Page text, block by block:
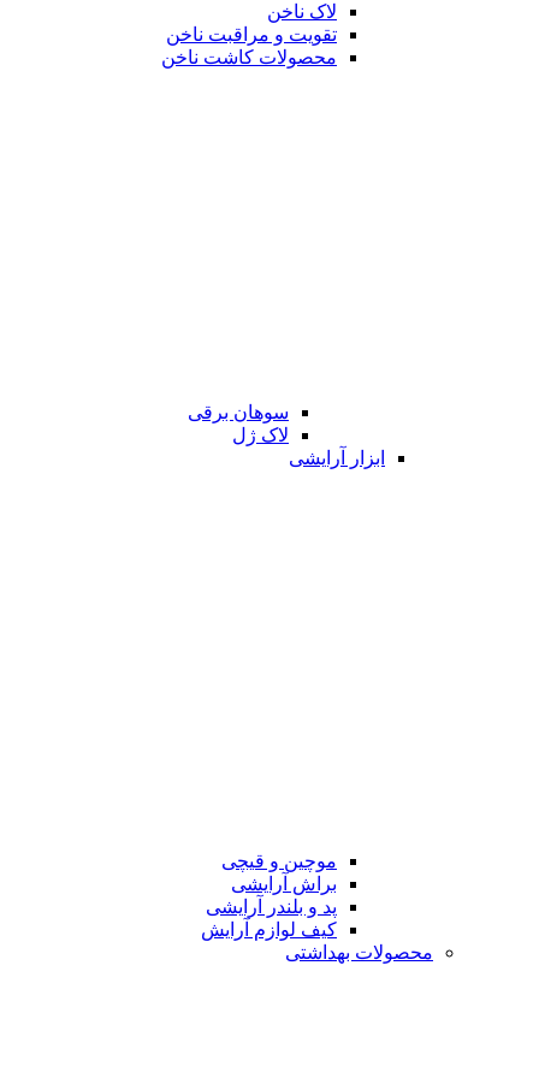
لاک ناخن
تقویت و مراقبت ناخن
محصولات کاشت ناخن
سوهان برقی
لاک ژل
ابزار آرایشی
موچین و قیچی
براش آرایشی
پد و بلندر آرایشی
کیف لوازم آرایش
محصولات بهداشتی